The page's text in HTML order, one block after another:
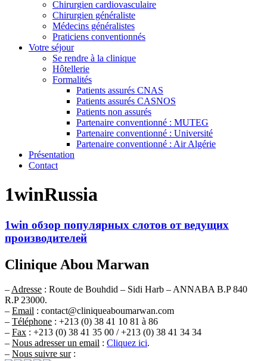
Chirurgien cardiovasculaire
Chirurgien généraliste
Médecins généralistes
Praticiens conventionnés
Votre séjour
Se rendre à la clinique
Hôtellerie
Formalités
Patients assurés CNAS
Patients assurés CASNOS
Patients non assurés
Partenaire conventionné : MUTEG
Partenaire conventionné : Université
Partenaire conventionné : Air Algérie
Présentation
Contact
1winRussia
1win обзор популярных слотов от ведущих
производителей
Clinique Abou Marwan
–Adresse : Route de Bouhdid – Sidi Harb – ANNABA B.P 840
R.P 23000.
– Email : contact@cliniqueaboumarwan.com
– Téléphone : +213 (0) 38 41 10 81 à 86
– Fax : +213 (0) 38 41 35 00 / +213 (0) 38 41 34 34
– Nous adresser un email : Cliquez ici.
– Nous suivre sur: